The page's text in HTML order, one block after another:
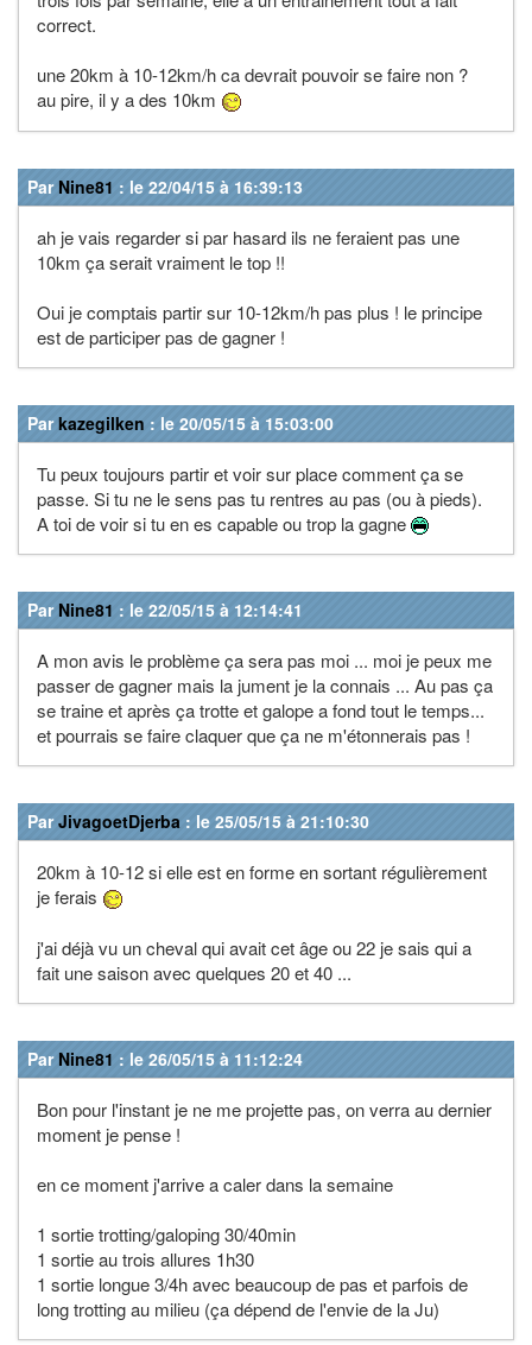
correct.
une 20km à 10-12km/h ca devrait pouvoir se faire non ?
au pire, il y a des 10km
Par Nine81 : le 22/04/15 à 16:39:13
ah je vais regarder si par hasard ils ne feraient pas une
10km ça serait vraiment le top !!
Oui je comptais partir sur 10-12km/h pas plus ! le principe
est de participer pas de gagner !
Parkazegilken : le 20/05/15 à 15:03:00
Tu peux toujours partir et voir sur place comment ça se
passe. Si tu ne le sens pas tu rentres au pas (ou à pieds).
A toi de voir si tu en es capable ou trop la gagne
Par Nine81 : le 22/05/15 à 12:14:41
A mon avis le problème ça sera pas moi ... moi je peux me
passer de gagner mais la jument je la connais ... Au pas ça
se traine et après ça trotte et galope a fond tout le temps...
et pourrais se faire claquer que ça ne m'étonnerais pas !
ParJivagoetDjerba : le 25/05/15 à 21:10:30
20km à 10-12 si elle est en forme en sortant régulièrement
je ferais
j'ai déjà vu un cheval qui avait cet âge ou 22 je sais qui a
fait une saison avec quelques 20 et 40 ...
Par Nine81 : le 26/05/15 à 11:12:24
Bon pour l'instant je ne me projette pas, on verra au dernier
moment je pense !
en ce moment j'arrive a caler dans la semaine
1 sortie trotting/galoping 30/40min
1 sortie au trois allures 1h30
1 sortie longue 3/4h avec beaucoup de pas et parfois de
long trotting au milieu (ça dépend de l'envie de la Ju)